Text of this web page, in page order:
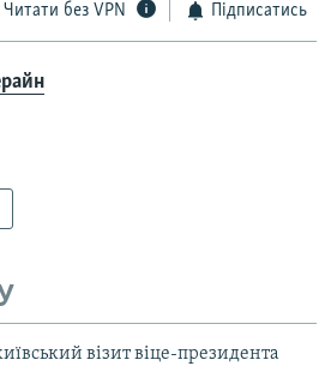
Читати без VPN Підписатись
візит віце-президента